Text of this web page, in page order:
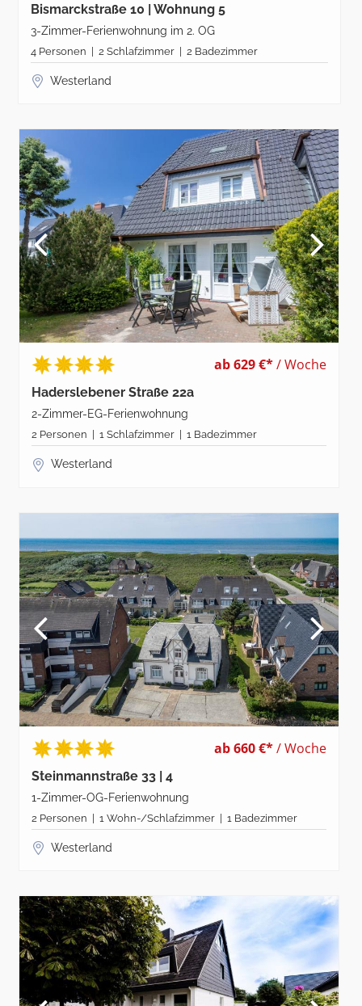
Bismarckstraße 10 | Wohnung 5
3-Zimmer-Ferienwohnung im 2. OG
4 Personen | 2 Schlafzimmer | 2 Badezimmer
Westerland
ab 629 €*/ Woche
Haderslebener Straße 22a
2-Zimmer-EG-Ferienwohnung
2 Personen | 1 Schlafzimmer | 1 Badezimmer
Westerland
ab 660 €*/ Woche
Steinmannstraße 33 | 4
1-Zimmer-OG-Ferienwohnung
2 Personen | 1 Wohn-/Schlafzimmer | 1 Badezimmer
Westerland